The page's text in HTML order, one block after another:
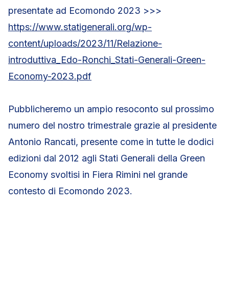
presentate ad Ecomondo 2023 >>>
https://www.statigenerali.org/wp-
content/uploads/2023/11/Relazione-
introduttiva_Edo-Ronchi_Stati-Generali-Green-
Economy-2023.pdf
Pubblicheremo un ampio resoconto sul prossimo
numero del nostro trimestrale grazie al presidente
Antonio Rancati, presente come in tutte le dodici
edizioni dal 2012 agli Stati Generali della Green
Economy svoltisi in Fiera Rimini nel grande
contesto di Ecomondo 2023.